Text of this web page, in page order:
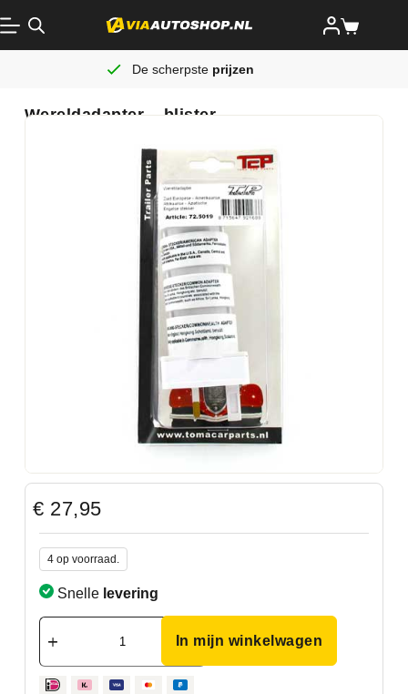
De scherpste prijzen
Wereldadapter – blister
€ 27,95
4 op voorraad.
Snelle levering
In mijn winkelwagen